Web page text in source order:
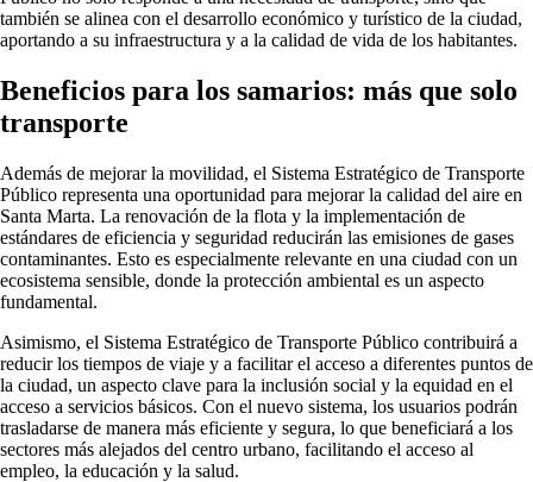
también se alinea con el desarrollo económico y turístico de la ciudad,
aportando a su infraestructura y a la calidad de vida de los habitantes.
Beneficios para los samarios: más que solo
transporte
Además de mejorar la movilidad, el Sistema Estratégico de Transporte
Público representa una oportunidad para mejorar la calidad del aire en
Santa Marta. La renovación de la flota y la implementación de
estándares de eficiencia y seguridad reducirán las emisiones de gases
contaminantes. Esto es especialmente relevante en una ciudad con un
ecosistema sensible, donde la protección ambiental es un aspecto
fundamental.
Asimismo, el Sistema Estratégico de Transporte Público contribuirá a
reducir los tiempos de viaje y a facilitar el acceso a diferentes puntos de
la ciudad, un aspecto clave para la inclusión social y la equidad en el
acceso a servicios básicos. Con el nuevo sistema, los usuarios podrán
trasladarse de manera más eficiente y segura, lo que beneficiará a los
sectores más alejados del centro urbano, facilitando el acceso al
empleo, la educación y la salud.